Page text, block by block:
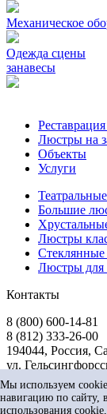
Механическое
Одежда сцены
занавесы
Люстры на
Объекты
Услуги
Большие
Люстры
Люстры для
Контакты
8 (800) 600-14-81
8 (812) 333-26-00
194044, Россия,
ул.
Представленная
офертой
Мы используем
навигацию по сайту,
использования